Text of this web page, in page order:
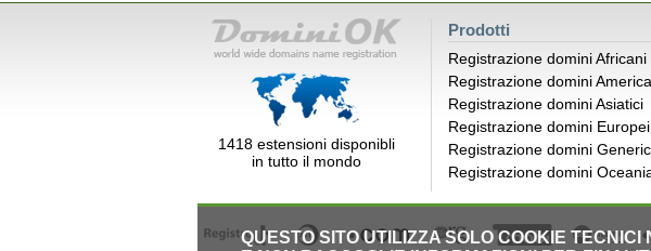
1418 estensioni disponibli
in tutto il mondo
Prodotti
Registrazione domini Africani
Registrazione domini
Registrazione domini Asiatici
Registrazione domini Europei
Registrazione domini
Registrazione domini
QUESTO SITO UTILIZZA SOLO COOKIE